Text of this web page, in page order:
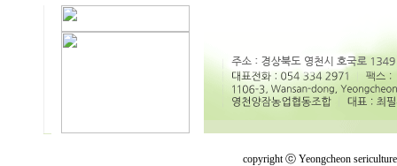
copyright ⓒ Yeongcheon